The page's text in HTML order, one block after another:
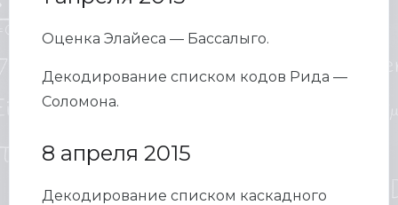
Оценка Элайеса — Бассалыго.
Декодирование списком кодов Рида —
Соломона.
8 апреля 2015
Декодирование списком каскадного